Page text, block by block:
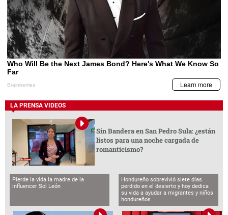
LA PRENSA VIDEOS
Sin Bandera en San Pedro Sula: ¿están
listos para una noche cargada de
romanticismo?
Pierde la vida la madre de la
influencer Sol León
Hondureño sobrevivió siete días
perdido en el desierto y hoy dedica
su vida a ayudar a migrantes y niños
hondureños